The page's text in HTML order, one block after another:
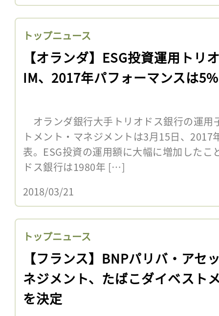
トップニュース
【オランダ】ESG投資運用トリ
IM、2017年パフォーマンスは5%
オランダ銀行大手トリオドス銀行の運用
トメント・マネジメントは3月15日、
表。ESG投資の運用額に大幅に増加したこ
ドス銀行は1980年 […]
2018/03/21
トップニュース
【フランス】BNPパリバ・アセ
ネジメント、たばこダイベスト
を決定